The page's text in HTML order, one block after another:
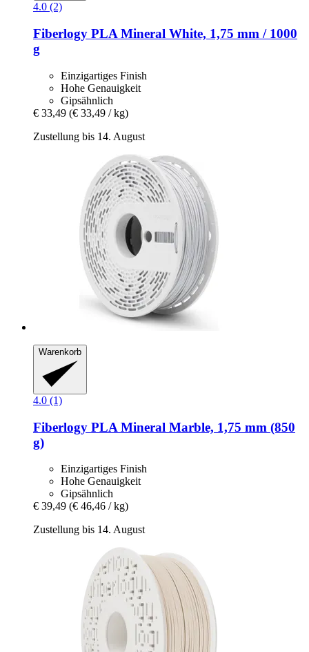
4.0 (2)
Fiberlogy PLA Mineral White, 1,75 mm / 1000
g
Einzigartiges Finish
Hohe Genauigkeit
Gipsähnlich
€ 33,49 (€ 33,49 / kg)
Zustellung bis 14. August
Warenkorb
4.0 (1)
Fiberlogy PLA Mineral Marble, 1,75 mm (850
g)
Einzigartiges Finish
Hohe Genauigkeit
Gipsähnlich
€ 39,49 (€ 46,46 / kg)
Zustellung bis 14. August